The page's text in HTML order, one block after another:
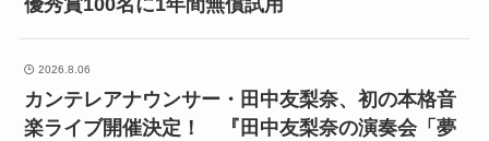
優秀賞100名に1年間無償試用
2026.8.06
カンテレアナウンサー・田中友梨奈、初の本格音
楽ライブ開催決定！ 『田中友梨奈の演奏会「夢